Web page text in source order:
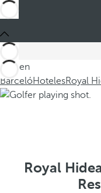
Está en
BarcelóHotelesRoyal
Royal